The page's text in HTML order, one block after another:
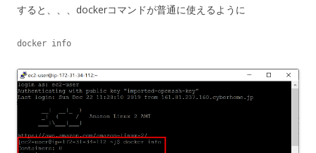
すると、、、dockerコマンドが普通に使えるように
docker info